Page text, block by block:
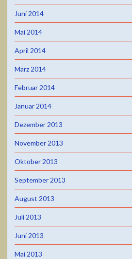
Juni 2014
Mai 2014
April 2014
März 2014
Februar 2014
Januar 2014
Dezember 2013
November 2013
Oktober 2013
September 2013
August 2013
Juli 2013
Juni 2013
Mai 2013